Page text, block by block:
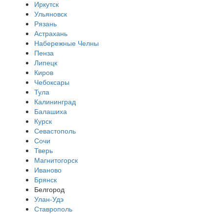
Иркутск
Ульяновск
Рязань
Астрахань
Набережные Челны
Пенза
Липецк
Киров
Чебоксары
Тула
Калининград
Балашиха
Курск
Севастополь
Сочи
Тверь
Магнитогорск
Иваново
Брянск
Белгород
Улан-Удэ
Ставрополь